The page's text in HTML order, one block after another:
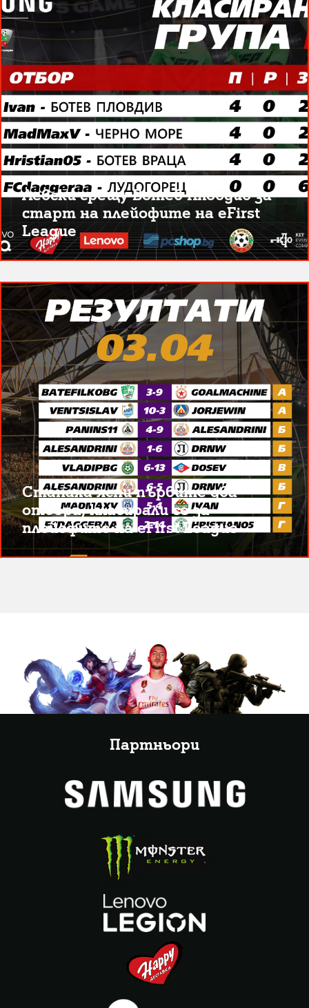
Левски срещу Ботев Пловдив за
старт на плейофите на eFirst
League
Станаха ясни първите два
отбора, класирали се за
плейофите на eFirst League
Партньори